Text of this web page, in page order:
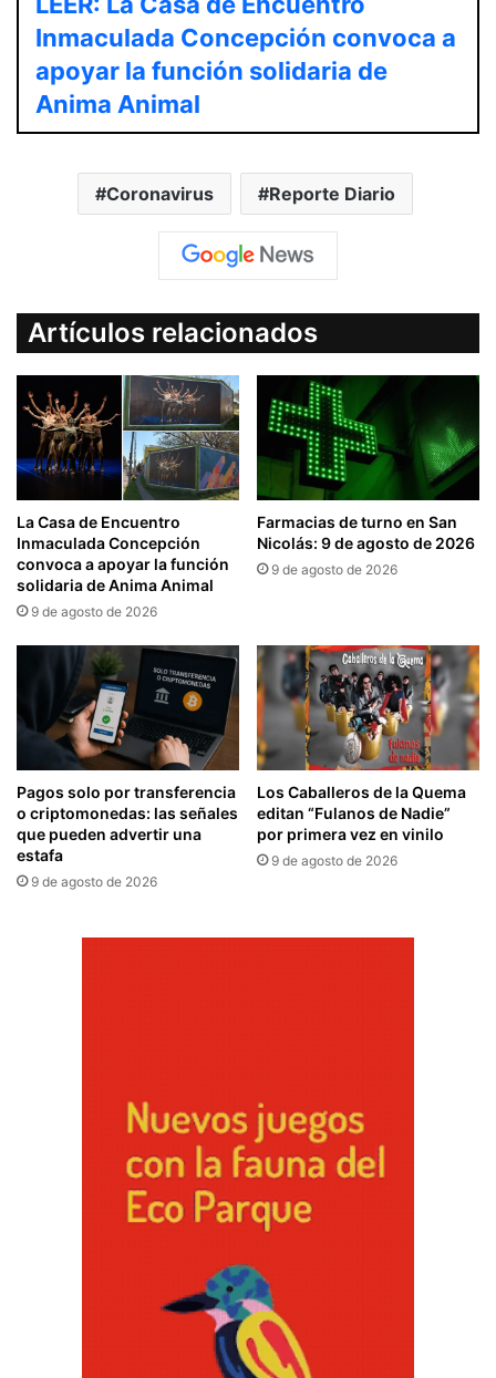
Inmaculada Concepción convoca a
apoyar la función solidaria de
Anima Animal
Coronavirus Reporte Diario
Artículos relacionados
La Casa de Encuentro
Inmaculada Concepción
convoca a apoyar la función
solidaria de Anima Animal
9 de agosto de 2026
Farmacias de turno en San
Nicolás: 9 de agosto de 2026
9 de agosto de 2026
Pagos solo por transferencia
o criptomonedas: las señales
que pueden advertir una
estafa
9 de agosto de 2026
Los Caballeros de la Quema
editan “Fulanos de Nadie”
por primera vez en vinilo
9 de agosto de 2026